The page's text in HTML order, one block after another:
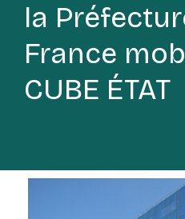
la
France
CUBE ÉTAT